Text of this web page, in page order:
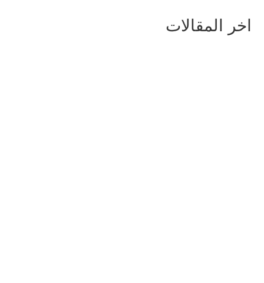
اخر المقالات